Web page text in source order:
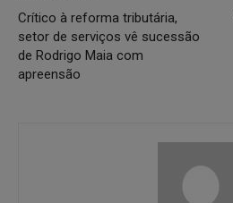
Crítico à reforma tributária,
setor de serviços vê sucessão
de Rodrigo Maia com
apreensão